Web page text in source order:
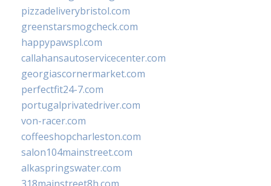
pizzadeliverybristol.com
greenstarsmogcheck.com
happypawspl.com
callahansautoservicecenter.com
georgiascornermarket.com
perfectfit24-7.com
portugalprivatedriver.com
von-racer.com
coffeeshopcharleston.com
salon104mainstreet.com
alkaspringswater.com